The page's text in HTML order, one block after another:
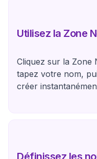
Utilisez la Zone
Cliquez sur la Zone
tapez votre nom,
créer
Définissez les